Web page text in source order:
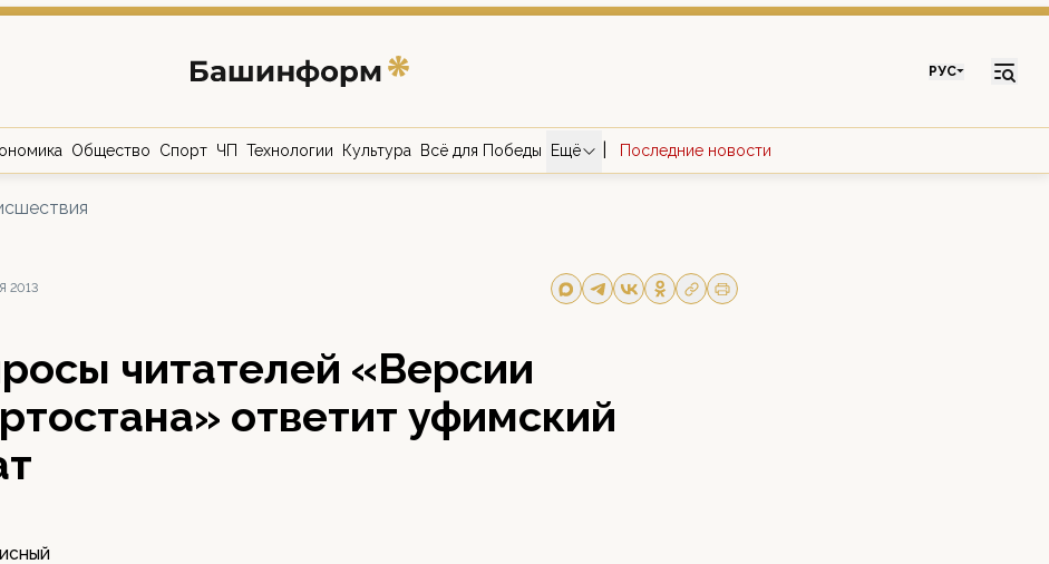
РУС
Общество Спорт ЧП Технологии Культура Всё для Победы Ещё Последние новости
2013
читателей «Версии
ответит уфимский